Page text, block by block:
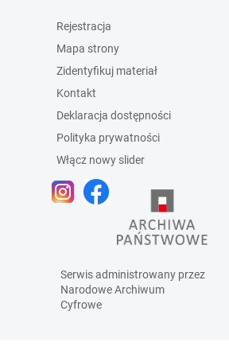
Rejestracja
Mapa strony
Zidentyfikuj materiał
Kontakt
Deklaracja dostępności
Polityka prywatności
Włącz nowy slider
Serwis administrowany przez
Narodowe Archiwum
Cyfrowe